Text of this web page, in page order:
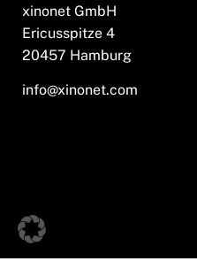
xinonet GmbH
Ericusspitze 4
20457 Hamburg
info@xinonet.com